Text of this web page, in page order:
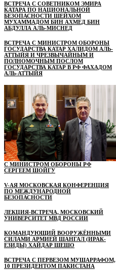
ВСТРЕЧА С СОВЕТНИКОМ ЭМИРА
КАТАРА ПО НАЦИОНАЛЬНОЙ
БЕЗОПАСНОСТИ ШЕЙХОМ
МУХАММАДОМ БИН АХМЕД БИН
АБДУЛЛА АЛЬ-МИСНЕД
ВСТРЕЧА С МИНИСТРОМ ОБОРОНЫ
ГОСУДАРСТВА КАТАР ХАЛИДОМ АЛЬ-
АТТЫЙЯ И ЧРЕЗВЫЧАЙНЫМ И
ПОЛНОМОЧНЫМ ПОСЛОМ
ГОСУДАРСТВА КАТАР В РФ ФАХАДОМ
АЛЬ-АТТЫЙЯ
С МИНИСТРОМ ОБОРОНЫ РФ
СЕРГЕЕМ ШОЙГУ
V-АЯ МОСКОВСКАЯ КОНФЕРЕНЦИЯ
ПО МЕЖДУНАРОДНОЙ
БЕЗОПАСНОСТИ
ЛЕКЦИЯ-ВСТРЕЧА, МОСКОВСКИЙ
УНИВЕРСИТЕТ МВД РОССИИ
КОМАНДУЮЩИЙ ВООРУЖЁННЫМИ
СИЛАМИ АРМИЕЙ ШАНГАЛ (ИРАК-
ЕЗИДЫ) ХАЙДАР ШЕШО
ВСТРЕЧА С ПЕРВЕЗОМ МУШАРРАФОМ,
10 ПРЕЗИДЕНТОМ ПАКИСТАНА